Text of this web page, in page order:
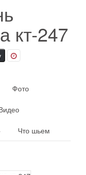
кт-247
Фото
Что шьем